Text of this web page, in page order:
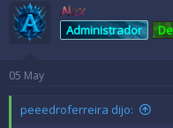
c
i
o
e
Alex
Administrador
05 May
peeedroferreira dijo: